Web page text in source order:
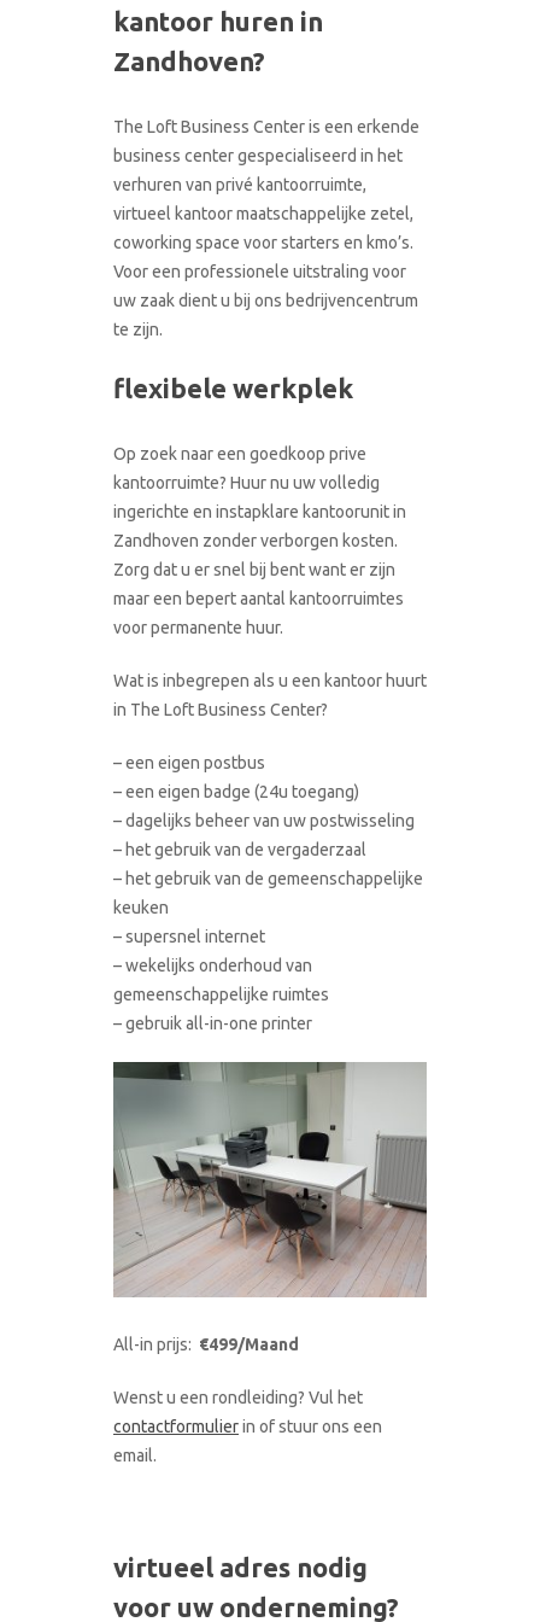
CONTACT
kantoor huren in
Zandhoven?
The Loft Business Center is een erkende
business center gespecialiseerd in het
verhuren van privé kantoorruimte,
virtueel kantoor maatschappelijke zetel,
coworking space voor starters en kmo’s.
Voor een professionele uitstraling voor
uw zaak dient u bij ons bedrijvencentrum
te zijn.
flexibele werkplek
Op zoek naar een goedkoop prive
kantoorruimte? Huur nu uw volledig
ingerichte en instapklare kantoorunit in
Zandhoven zonder verborgen kosten.
Zorg dat u er snel bij bent want er zijn
maar een bepert aantal kantoorruimtes
voor permanente huur.
Wat is inbegrepen als u een kantoor huurt
in The Loft Business Center?
– een eigen postbus
– een eigen badge (24u toegang)
– dagelijks beheer van uw postwisseling
– het gebruik van de vergaderzaal
– het gebruik van de gemeenschappelijke
keuken
– supersnel internet
– wekelijks onderhoud van
gemeenschappelijke ruimtes
– gebruik all-in-one printer
All-in prijs: €499/Maand
Wenst u een rondleiding? Vul het
contactformulierin of stuur ons een
email.
virtueel adres nodig
voor uw onderneming?